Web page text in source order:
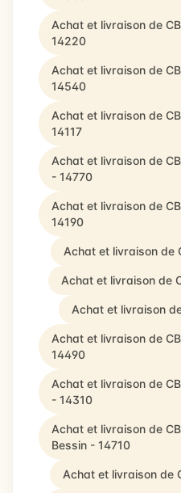
Achat et livraison de
14220
Achat et livraison de
14540
Achat et livraison de
14117
Achat et livraison de
- 14770
Achat et livraison de
14190
Achat et livraison de
Achat et livraison de
Achat et livraison
Achat et livraison de
14490
Achat et livraison de
- 14310
Achat et livraison de
Bessin - 14710
Achat et livraison de